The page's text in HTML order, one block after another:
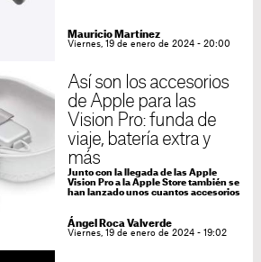
Mauricio Martínez
Viernes, 19 de enero de 2024 - 20:00
Así son los accesorios
de Apple para las
Vision Pro: funda de
viaje, batería extra y
más
Junto con la llegada de las Apple
Vision Pro a la Apple Store también se
han lanzado unos cuantos accesorios
Ángel Roca Valverde
Viernes, 19 de enero de 2024 - 19:02